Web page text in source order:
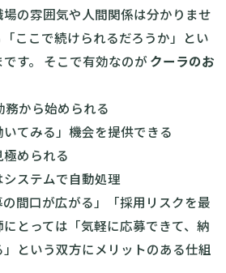
の雰囲気や人間関係は分かりませ
ここで続けられるだろうか」とい
す。 そこで有効なのが クーラのお
務から始められる
てみる」機会を提供できる
められる
ステムで自動処理
間口が広がる」「採用リスクを最
とっては「気軽に応募できて、納
という双方にメリットのある仕組